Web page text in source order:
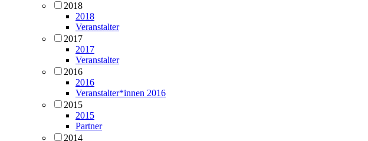
2018
2018
Veranstalter
2017
2017
Veranstalter
2016
2016
Veranstalter*innen 2016
2015
2015
Partner
2014